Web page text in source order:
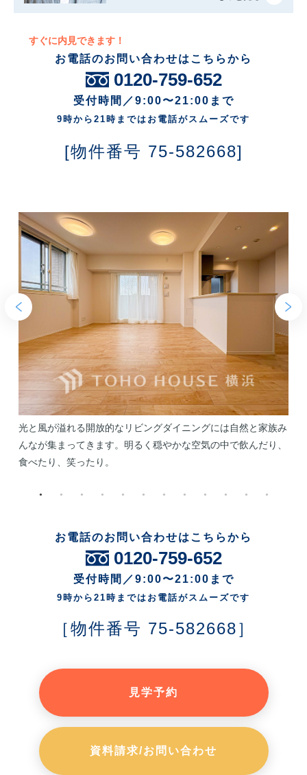
すぐに内見できます！
お電話のお問い合わせはこちらから
0120-759-652
受付時間／9:00〜21:00まで
9時から21時まではお電話がスムーズです
[物件番号 75-582668]
光と風が溢れる開放的なリビングダイニングには自然と家族み
んなが集まってきます。明るく穏やかな空気の中で飲んだり、
食べたり、笑ったり。
お電話のお問い合わせはこちらから
0120-759-652
受付時間／9:00〜21:00まで
9時から21時まではお電話がスムーズです
［物件番号 75-582668］
見学予約
資料請求/お問い合わせ